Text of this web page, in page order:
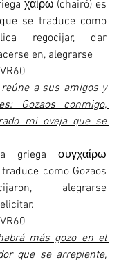
se traduce como
regocijar, dar
en, alegrarse
a sus amigos y
Gozaos conmigo,
mi oveja que se
como Gozaos
alegrarse
más gozo en el
que se arrepiente,